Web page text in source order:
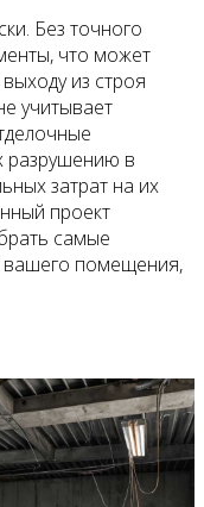
Без точного
что может
из строя
учитывает
разрушению в
затрат на их
проект
самые
вашего помещения,